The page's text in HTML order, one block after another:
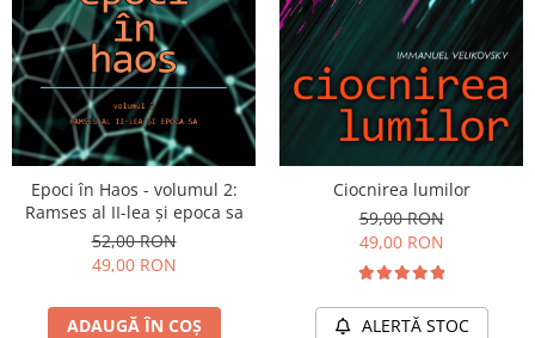
Vindecare
Povestiri
Relații de cuplu
Erotism
Psihologie practică
Sexualitate
Lumea îngerilor
Seria Masaru Emoto
Inspiraţie divină
Epoci în Haos - volumul 2:
Ramses al II-lea și epoca sa
52,00 RON
49,00 RON
ADAUGĂ ÎN COȘ
Ciocnirea lumilor
59,00 RON
49,00 RON
ALERTĂ STOC